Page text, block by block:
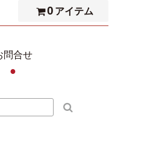
0 アイテム
問合せ
●